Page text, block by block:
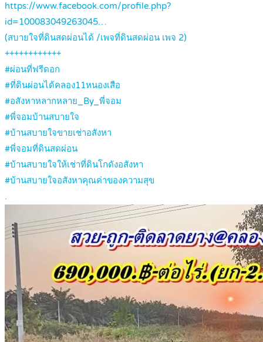
https://www.facebook.com/profile.php?
id=100083049263045…
(สบายใจที่ดินสดผ่อนได้ /เพจที่ดินสดผ่อน เพจ 2)
++++++++++++
#ผ่อนที่ฟรีดอก
#ที่ดินผ่อนได้คลอง11หนองเสือ
#อสังหาหลากหลาย_By_พี่จอม
#พี่จอมบ้านสบายใจ
#บ้านสบายใจขายเช่าอสังหา
#พี่จอมที่ดินสดผ่อน
#บ้านสบายใจให้เช่าที่ดินโกดังอสังหา
#บ้านสบายใจอสังหาคุณค่าของความสุข
.